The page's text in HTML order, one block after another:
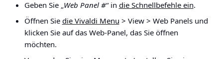
Geben Sie „ Web Panel #“ in die Schnellbefehle ein.
Öffnen Sie die Vivaldi Menu > View > Web Panelsund
klicken Sie auf das Web-Panel, das Sie öffnen
möchten.